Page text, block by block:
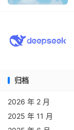
归档
2026 年 2 月
2025 年 11 月